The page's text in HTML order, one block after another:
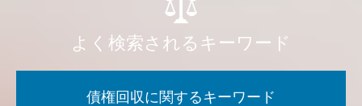
よく検索されるキーワード
債権回収に関するキーワード